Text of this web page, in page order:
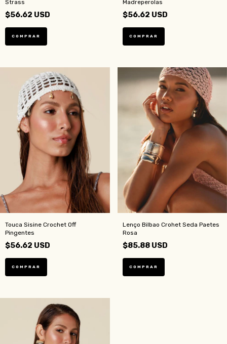
Strass
$56.62 USD
Madreperolas
$56.62 USD
Touca Sisine Crochet Off
Pingentes
$56.62 USD
Lenço Bilbao Crohet Seda Paetes
Rosa
$85.88 USD